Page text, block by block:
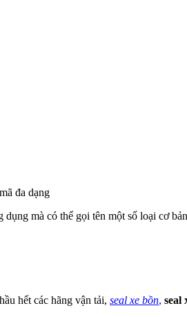
đa dạng
mà có thể gọi tên một số loại cơ
hết các hãng vận tải, seal xe bồn, seal